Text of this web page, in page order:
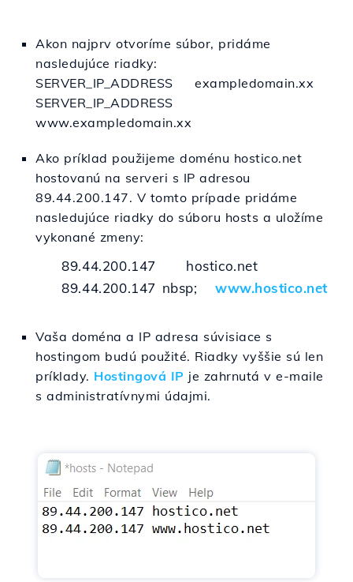
Akon najprv otvoríme súbor, pridáme
nasledujúce riadky:
SERVER_IP_ADDRESS exampledomain.xx
SERVER_IP_ADDRESS
www.exampledomain.xx
Ako príklad použijeme doménu hostico.net
hostovanú na serveri s IP adresou
89.44.200.147. V tomto prípade pridáme
nasledujúce riadky do súboru hosts a uložíme
vykonané zmeny:
89.44.200.147 hostico.net
89.44.200.147 nbsp;www.hostico.net
Vaša doména a IP adresa súvisiace s
hostingom budú použité. Riadky vyššie sú len
príklady. Hostingová IP je zahrnutá v e-maile
s administratívnymi údajmi.